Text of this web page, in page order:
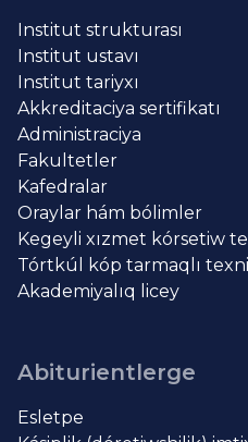
Institut strukturası
Institut ustavı
Institut tariyxı
Akkreditaciya sertifikatı
Administraciya
Fakultetler
Kafedralar
Oraylar hám bólimler
Kegeyli xızmet kórsetiw
Tórtkúl kóp tarmaqlı
Akademiyalıq licey
Abiturientlerge
Esletpe